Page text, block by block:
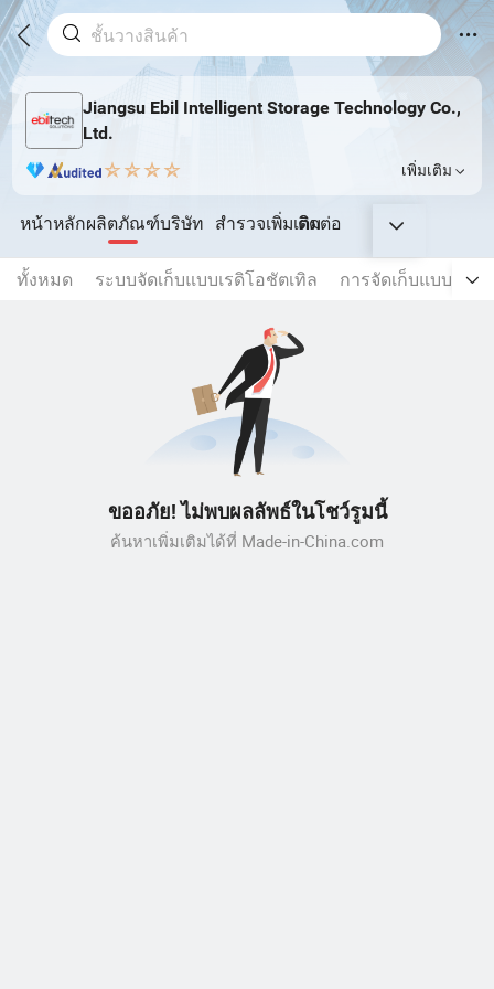
Jiangsu Ebil Intelligent Storage Technology Co.,
Ltd.
เพิ่มเติม
หน้าหลักผลิตภัณฑ์บริษัท สำรวจเพิ่มเติมติดต่อ
ทั้งหมด ระบบจัดเก็บแบบเรดิโอชัตเทิล การจัดเก็บแบบเข้ม
ขออภัย! ไม่พบผลลัพธ์ในโชว์รูมนี้
ค้นหาเพิ่มเติมได้ที่ Made-in-China.com